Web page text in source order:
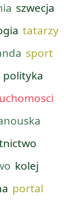
szwecja
tatarzy
sport
polityka
kolej
portal